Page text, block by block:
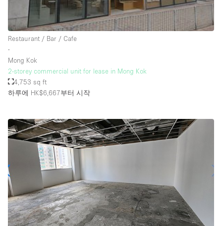
Raw
Rooftop / Terrace
Security System
Smoking Area
Soundproof
Street Level
Stunning View
Terrace
Toilets
Water Access
Whitebox / Minimal
Restaurant / Bar / Cafe
∙
Mong Kok
2-storey commercial unit for lease in Mong Kok
4,753 sq ft
하루에 HK$6,667부터 시작